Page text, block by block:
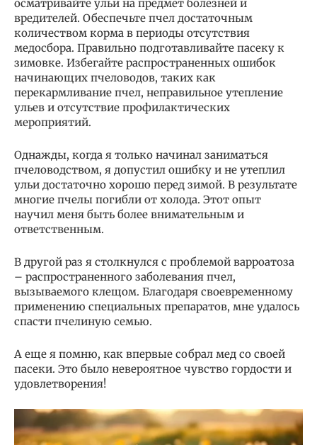
осматривайте ульи на предмет болезней и
вредителей. Обеспечьте пчел достаточным
количеством корма в периоды отсутствия
медосбора. Правильно подготавливайте пасеку к
зимовке. Избегайте распространенных ошибок
начинающих пчеловодов, таких как
перекармливание пчел, неправильное утепление
ульев и отсутствие профилактических
мероприятий.
Однажды, когда я только начинал заниматься
пчеловодством, я допустил ошибку и не утеплил
ульи достаточно хорошо перед зимой. В результате
многие пчелы погибли от холода. Этот опыт
научил меня быть более внимательным и
ответственным.
В другой раз я столкнулся с проблемой варроатоза
– распространенного заболевания пчел,
вызываемого клещом. Благодаря своевременному
применению специальных препаратов, мне удалось
спасти пчелиную семью.
А еще я помню, как впервые собрал мед со своей
пасеки. Это было невероятное чувство гордости и
удовлетворения!